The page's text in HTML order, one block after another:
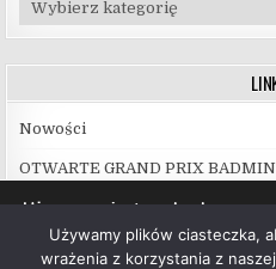
Nowości
OTWARTE GRAND PRIX
Używamy ciasteczek, aby
korzystania z naszej witryny.
Więcej informacji na temat
Używamy plików ciasteczka,
wrażenia z korzystania z